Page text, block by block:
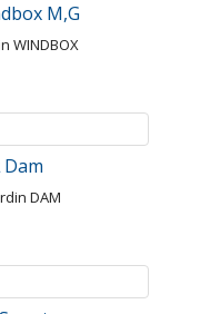
M,G
WINDBOX
DAM